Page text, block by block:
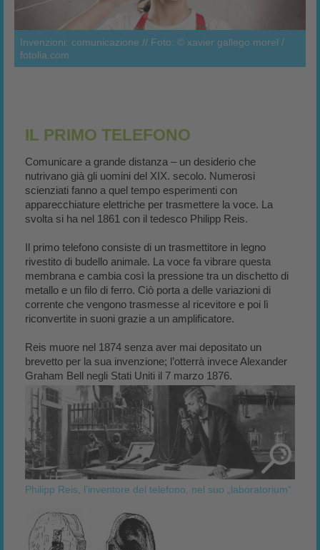
Invenzioni: comunicazione // Foto: © xavier gallego morel /
fotolia.com
IL PRIMO TELEFONO
Comunicare a grande distanza – un desiderio che
nutrivano già gli uomini del XIX. secolo. Numerosi
scienziati fanno a quel tempo esperimenti con
apparecchiature elettriche per trasmettere la voce. La
svolta si ha nel 1861 con il tedesco Philipp Reis.
Il primo telefono consiste di un trasmettitore in legno
rivestito di budello animale. La voce fa vibrare questa
membrana e cambia così la pressione tra un dischetto di
metallo e un filo di ferro. Ciò porta a delle variazioni di
corrente che vengono trasmesse al ricevitore e poi lì
riconvertite in suoni grazie a un amplificatore.
Reis muore nel 1874 senza aver mai depositato un
brevetto per la sua invenzione; l’otterrà invece Alexander
Graham Bell negli Stati Uniti il 7 marzo 1876.
Philipp Reis, l’inventore del telefono, nel suo „laboratorium“